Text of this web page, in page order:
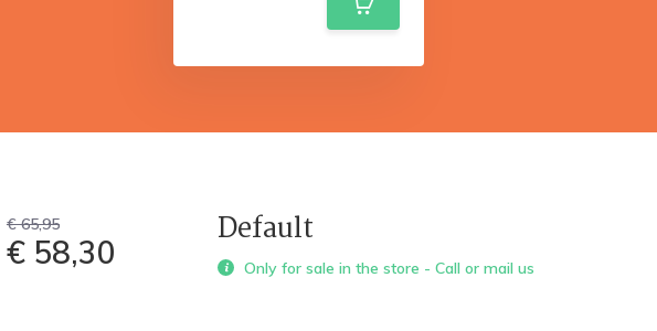
€ 65,95
€ 58,30
Default
Only for sale in the store - Call or mail us